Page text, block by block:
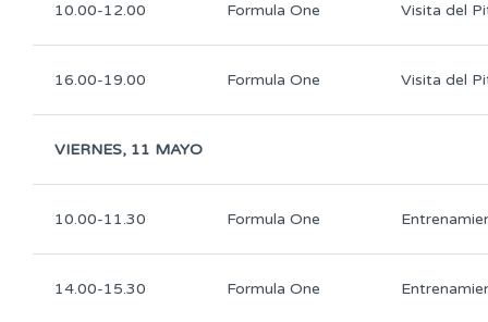
10.00-12.00 Formula One Visita del
16.00-19.00 Formula One Visita del
VIERNES, 11 MAYO
10.00-11.30 Formula One
14.00-15.30 Formula One